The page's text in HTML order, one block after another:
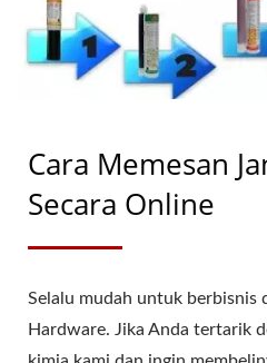
Cara Memesan
Secara Online
Selalu mudah untuk berbisnis
Hardware. Jika Anda tertarik